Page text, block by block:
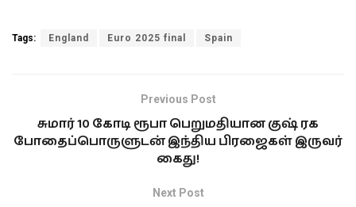
Tags: England Euro 2025 final Spain
Previous Post
சுமார் 10 கோடி ரூபா பெறுமதியான குஷ் ரக
போதைப்பொருளுடன் இந்திய பிரஜைகள் இருவர்
கைது!
Next Post